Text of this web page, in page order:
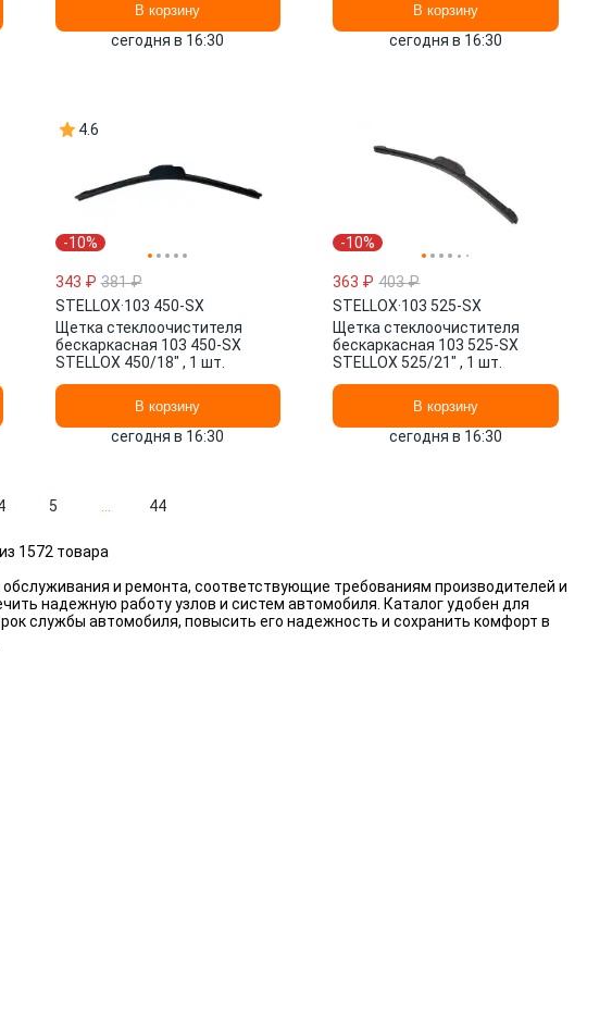
В корзину
сегодня в 16:30
В корзину
сегодня в 16:30
4.6
-10%
343 ₽ 381 ₽
STELLOX·103 450-SX
Щетка стеклоочистителя
бескаркасная 103 450-SX
STELLOX 450/18" , 1 шт.
В корзину
сегодня в 16:30
-10%
363 ₽ 403 ₽
STELLOX·103 525-SX
Щетка стеклоочистителя
бескаркасная 103 525-SX
STELLOX 525/21" , 1 шт.
В корзину
сегодня в 16:30
5 44
1572 товара
и ремонта, соответствующие требованиям производителей и
надежную работу узлов и систем автомобиля. Каталог удобен для
службы автомобиля, повысить его надежность и сохранить комфорт в